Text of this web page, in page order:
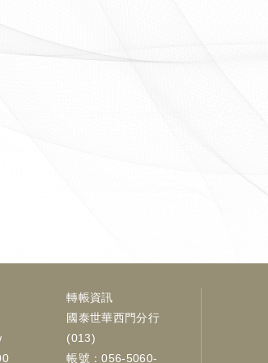
轉帳資訊
國泰世華西門分行
(013)
帳號：056-5060-